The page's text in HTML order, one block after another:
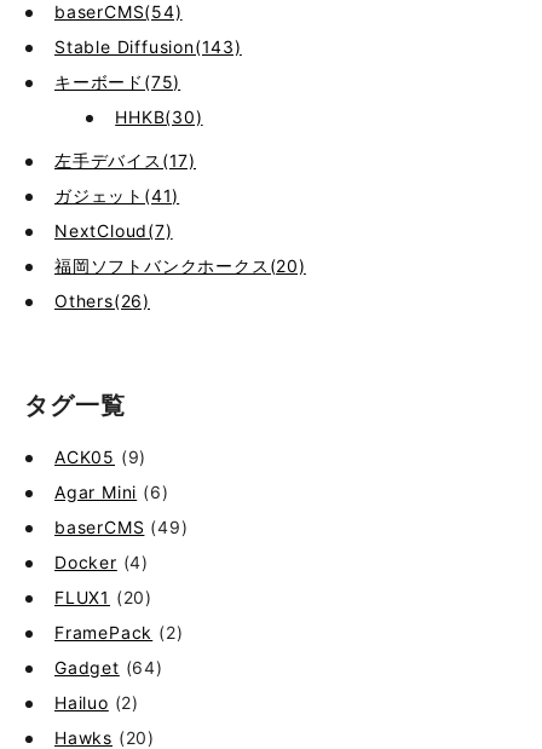
baserCMS(54)
Stable Diffusion(143)
キーボード(75)
HHKB(30)
左手デバイス(17)
ガジェット(41)
NextCloud(7)
福岡ソフトバンクホークス(20)
Others(26)
タグ一覧
ACK05 (9)
Agar Mini (6)
baserCMS (49)
Docker (4)
FLUX1 (20)
FramePack (2)
Gadget (64)
Hailuo (2)
Hawks (20)